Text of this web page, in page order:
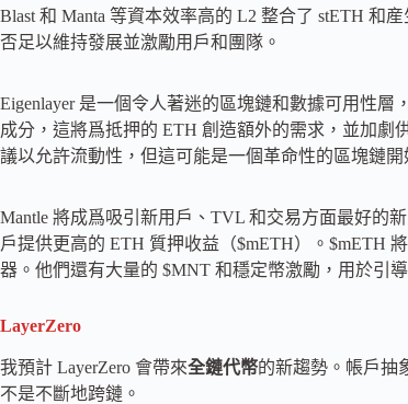
Blast 和 Manta 等資本效率高的 L2 整合了 stETH 和
否足以維持發展並激勵用戶和團隊。
Eigenlayer 是一個令人著迷的區塊鏈和數據可用性
成分，這將爲抵押的 ETH 創造額外的需求，並加
議以允許流動性，但這可能是一個革命性的區塊鏈開
Mantle 將成爲吸引新用戶、TVL 和交易方面最好的
戶提供更高的 ETH 質押收益（$mETH）。$mETH
器。他們還有大量的 $MNT 和穩定幣激勵，用於引
LayerZero
我預計 LayerZero 會帶來全鏈代幣的新趨勢。帳戶抽
不是不斷地跨鏈。